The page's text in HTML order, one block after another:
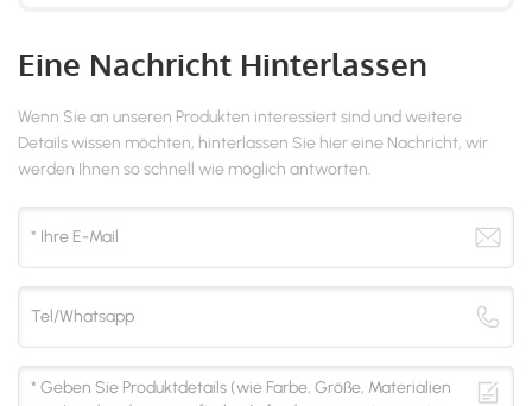
Eine Nachricht Hinterlassen
Wenn Sie an unseren Produkten interessiert sind und weitere
Details wissen möchten, hinterlassen Sie hier eine Nachricht, wir
werden Ihnen so schnell wie möglich antworten.